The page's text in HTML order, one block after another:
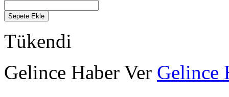
Sepete Ekle
Tükendi
Gelince Haber Ver Gelince